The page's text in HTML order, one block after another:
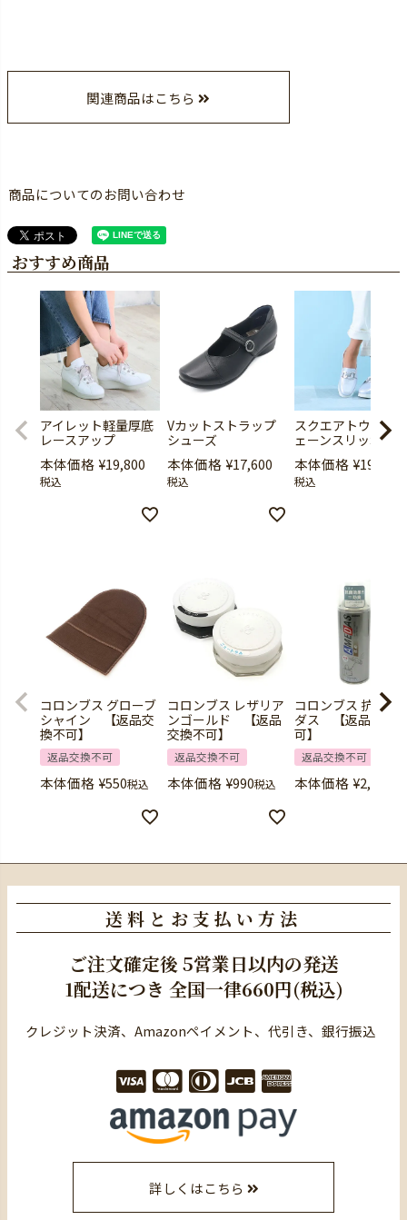
関連商品はこちら
商品についてのお問い合わせ
おすすめ商品
アイレット軽量厚底
レースアップ
本体価格 ¥19,800
税込
Vカットストラップ
シューズ
本体価格 ¥17,600
税込
スクエアトウ厚底
ェーンスリッポン
本体価格 ¥19,800
税込
コロンブス グローブ
シャイン 【返品交
換不可】
返品交換不可
本体価格 ¥550税込
コロンブス レザリア
ンゴールド 【返品
交換不可】
返品交換不可
本体価格 ¥990税込
コロンブス 抗菌ア
ダス 【返品交換
可】
返品交換不可
本体価格 ¥2,420
送料とお支払い方法
ご注文確定後 5営業日以内の発送
1配送につき 全国一律660円(税込)
クレジット決済、Amazonペイメント、代引き、銀行振込
詳しくはこちら